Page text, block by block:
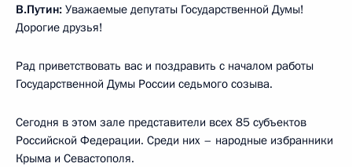
В.Путин: Уважаемые депутаты Государственной Думы!
Дорогие друзья!
Рад приветствовать вас и поздравить с началом работы
Государственной Думы России седьмого созыва.
Сегодня в этом зале представители всех 85 субъектов
Российской Федерации. Среди них – народные избранники
Крыма и Севастополя.